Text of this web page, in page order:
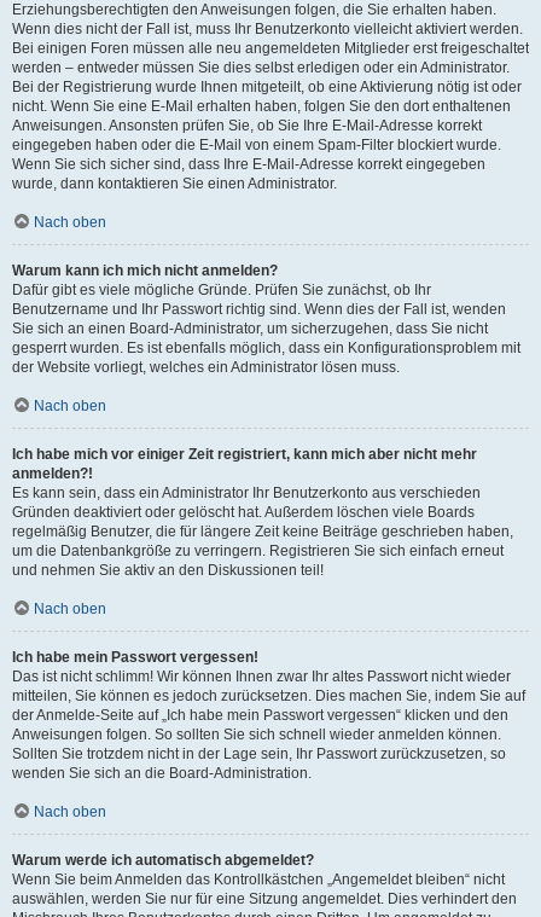
Erziehungsberechtigten den Anweisungen folgen, die Sie erhalten haben.
Wenn dies nicht der Fall ist, muss Ihr Benutzerkonto vielleicht aktiviert werden.
Bei einigen Foren müssen alle neu angemeldeten Mitglieder erst freigeschaltet
werden – entweder müssen Sie dies selbst erledigen oder ein Administrator.
Bei der Registrierung wurde Ihnen mitgeteilt, ob eine Aktivierung nötig ist oder
nicht. Wenn Sie eine E-Mail erhalten haben, folgen Sie den dort enthaltenen
Anweisungen. Ansonsten prüfen Sie, ob Sie Ihre E-Mail-Adresse korrekt
eingegeben haben oder die E-Mail von einem Spam-Filter blockiert wurde.
Wenn Sie sich sicher sind, dass Ihre E-Mail-Adresse korrekt eingegeben
wurde, dann kontaktieren Sie einen Administrator.
Nach oben
Warum kann ich mich nicht anmelden?
Dafür gibt es viele mögliche Gründe. Prüfen Sie zunächst, ob Ihr
Benutzername und Ihr Passwort richtig sind. Wenn dies der Fall ist, wenden
Sie sich an einen Board-Administrator, um sicherzugehen, dass Sie nicht
gesperrt wurden. Es ist ebenfalls möglich, dass ein Konfigurationsproblem mit
der Website vorliegt, welches ein Administrator lösen muss.
Nach oben
Ich habe mich vor einiger Zeit registriert, kann mich aber nicht mehr
anmelden?!
Es kann sein, dass ein Administrator Ihr Benutzerkonto aus verschieden
Gründen deaktiviert oder gelöscht hat. Außerdem löschen viele Boards
regelmäßig Benutzer, die für längere Zeit keine Beiträge geschrieben haben,
um die Datenbankgröße zu verringern. Registrieren Sie sich einfach erneut
und nehmen Sie aktiv an den Diskussionen teil!
Nach oben
Ich habe mein Passwort vergessen!
Das ist nicht schlimm! Wir können Ihnen zwar Ihr altes Passwort nicht wieder
mitteilen, Sie können es jedoch zurücksetzen. Dies machen Sie, indem Sie auf
der Anmelde-Seite auf „Ich habe mein Passwort vergessen“ klicken und den
Anweisungen folgen. So sollten Sie sich schnell wieder anmelden können.
Sollten Sie trotzdem nicht in der Lage sein, Ihr Passwort zurückzusetzen, so
wenden Sie sich an die Board-Administration.
Nach oben
Warum werde ich automatisch abgemeldet?
Wenn Sie beim Anmelden das Kontrollkästchen „Angemeldet bleiben“ nicht
auswählen, werden Sie nur für eine Sitzung angemeldet. Dies verhindert den